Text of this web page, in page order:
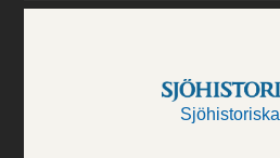
Sjöhistoriska